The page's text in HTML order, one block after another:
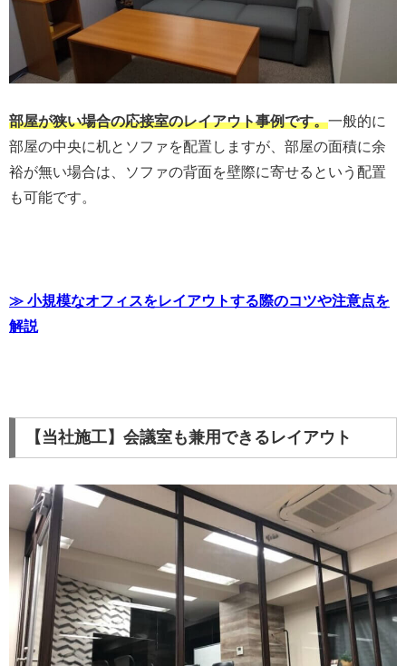
部屋が狭い場合の応接室のレイアウト事例です。一般的に
部屋の中央に机とソファを配置しますが、部屋の面積に余
裕が無い場合は、ソファの背面を壁際に寄せるという配置
も可能です。
≫ 小規模なオフィスをレイアウトする際のコツや注意点を
解説
【当社施工】会議室も兼用できるレイアウト